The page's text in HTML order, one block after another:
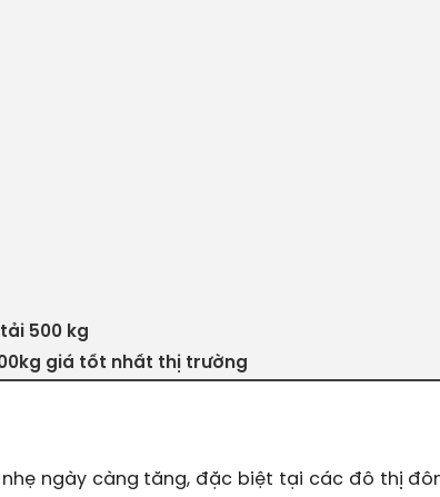
500 kg
giá tốt nhất thị trường
ngày càng tăng, đặc biệt tại các đô thị